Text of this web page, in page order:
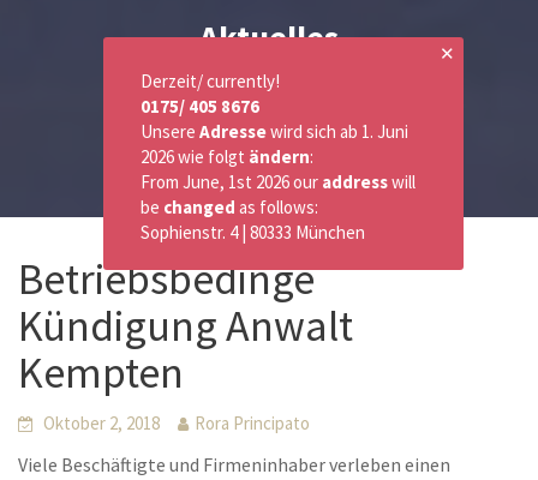
Aktuelles
Betriebsbedinge
Kündigung Anwalt
Kempten
Oktober 2, 2018 Rora Principato
Viele Beschäftigte und Firmeninhaber verleben einen
✕
Derzeit/ currently!
0175/ 405 8676
Unsere Adressewird sich ab 1. Juni
2026 wie folgt ändern:
From June, 1st 2026 our addresswill
be changed as follows:
Sophienstr. 4 | 80333 München